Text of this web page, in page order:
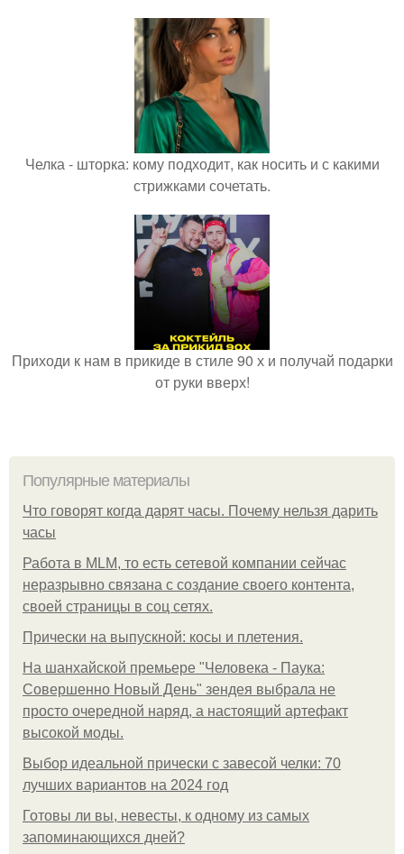
Челка - шторка: кому подходит, как носить и с какими
стрижками сочетать.
Приходи к нам в прикиде в стиле 90 х и получай подарки
от руки вверх!
Популярные материалы
Что говорят когда дарят часы. Почему нельзя дарить
часы
Работа в MLM, то есть сетевой компании сейчас
неразрывно связана с создание своего контента,
своей страницы в соц сетях.
Прически на выпускной: косы и плетения.
На шанхайской премьере "Человека - Паука:
Совершенно Новый День" зендея выбрала не
просто очередной наряд, а настоящий артефакт
высокой моды.
Выбор идеальной прически с завесой челки: 70
лучших вариантов на 2024 год
Готовы ли вы, невесты, к одному из самых
запоминающихся дней?